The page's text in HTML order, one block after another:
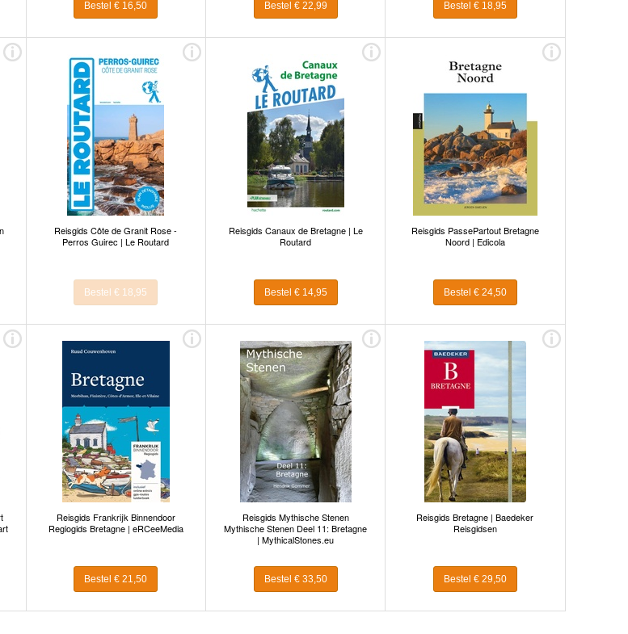
Bestel € 16,50 Bestel € 22,99 Bestel € 18,95
Reisgids Côte de Granit Rose -
Perros Guirec | Le Routard
Bestel € 18,95
Reisgids Canaux de Bretagne | Le
Routard
Bestel € 14,95
Reisgids PassePartout Bretagne
Noord | Edicola
Bestel € 24,50
Reisgids Frankrijk Binnendoor
Regiogids Bretagne | eRCeeMedia
Bestel € 21,50
Reisgids Mythische Stenen
Mythische Stenen Deel 11: Bretagne
| MythicalStones.eu
Bestel € 33,50
Reisgids Bretagne | Baedeker
Reisgidsen
Bestel € 29,50